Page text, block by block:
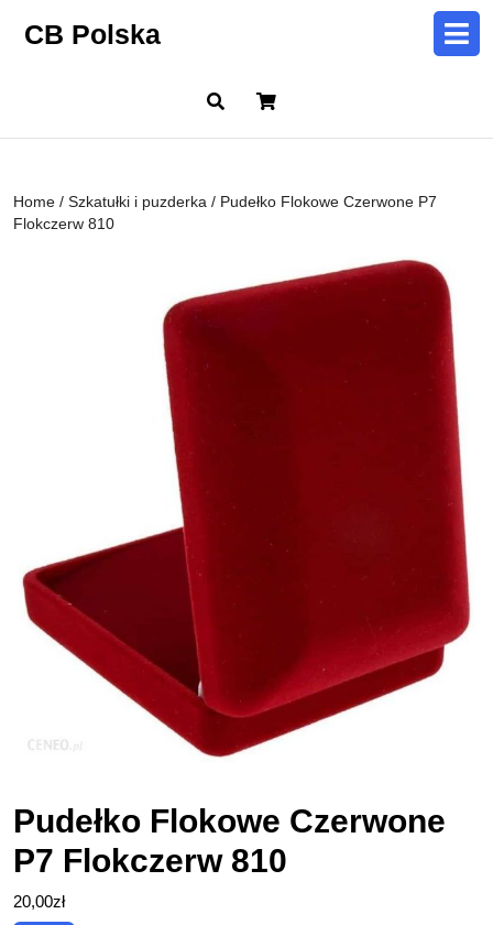
CB Polska
Cart
Home / Szkatułki i puzderka / Pudełko Flokowe Czerwone P7
Flokczerw 810
Pudełko Flokowe Czerwone
P7 Flokczerw 810
20,00zł